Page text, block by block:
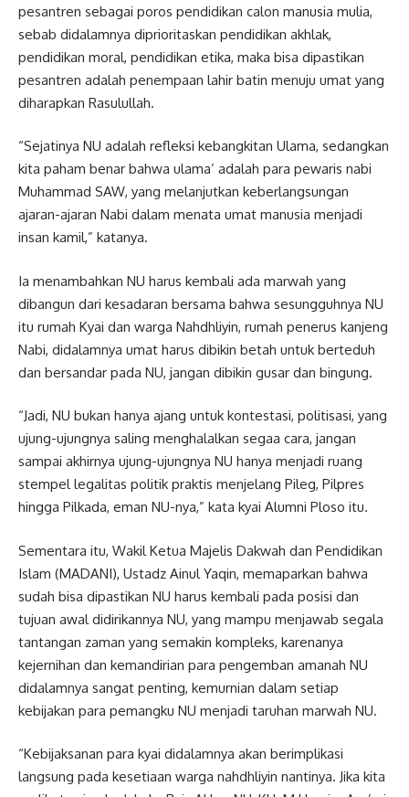
pesantren sebagai poros pendidikan calon manusia mulia,
sebab didalamnya diprioritaskan pendidikan akhlak,
pendidikan moral, pendidikan etika, maka bisa dipastikan
pesantren adalah penempaan lahir batin menuju umat yang
diharapkan Rasulullah.
“Sejatinya NU adalah refleksi kebangkitan Ulama, sedangkan
kita paham benar bahwa ulama’ adalah para pewaris nabi
Muhammad SAW, yang melanjutkan keberlangsungan
ajaran-ajaran Nabi dalam menata umat manusia menjadi
insan kamil,” katanya.
Ia menambahkan NU harus kembali ada marwah yang
dibangun dari kesadaran bersama bahwa sesungguhnya NU
itu rumah Kyai dan warga Nahdhliyin, rumah penerus kanjeng
Nabi, didalamnya umat harus dibikin betah untuk berteduh
dan bersandar pada NU, jangan dibikin gusar dan bingung.
“Jadi, NU bukan hanya ajang untuk kontestasi, politisasi, yang
ujung-ujungnya saling menghalalkan segaa cara, jangan
sampai akhirnya ujung-ujungnya NU hanya menjadi ruang
stempel legalitas politik praktis menjelang Pileg, Pilpres
hingga Pilkada, eman NU-nya,” kata kyai Alumni Ploso itu.
Sementara itu, Wakil Ketua Majelis Dakwah dan Pendidikan
Islam (MADANI), Ustadz Ainul Yaqin, memaparkan bahwa
sudah bisa dipastikan NU harus kembali pada posisi dan
tujuan awal didirikannya NU, yang mampu menjawab segala
tantangan zaman yang semakin kompleks, karenanya
kejernihan dan kemandirian para pengemban amanah NU
didalamnya sangat penting, kemurnian dalam setiap
kebijakan para pemangku NU menjadi taruhan marwah NU.
“Kebijaksanan para kyai didalamnya akan berimplikasi
langsung pada kesetiaan warga nahdhliyin nantinya. Jika kita